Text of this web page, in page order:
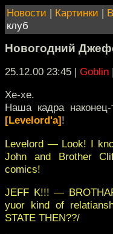
Новости | Картинки |
клуб
Новогодний
25.12.00 23:45 | Goblin |
Хе-хе.
Наша кадра
[Levelord'a]!
Levelord — Look! I
John and Brother
comics!
JEFF K!!! —
yuor kind of
STATE THEN??/